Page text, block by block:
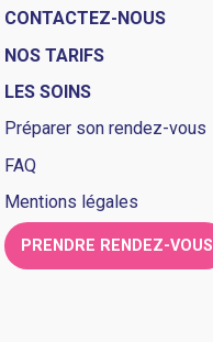
CONTACTEZ-NOUS
NOS TARIFS
LES SOINS
Préparer son rendez-vous
FAQ
Mentions légales
PRENDRE RENDEZ-VOUS